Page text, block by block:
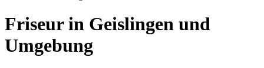
Friseur in Geislingen und
Umgebung